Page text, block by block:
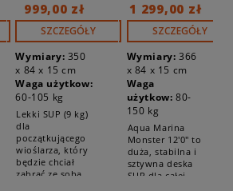
999,00 zł
SZCZEGÓŁY
Wymiary: 350
x 84 x 15 cm
Waga użytkow:
60-105 kg
Lekki SUP (9 kg)
dla
początkującego
wioślarza, który
będzie chciał
zabrać ze sobą
12'0" +
BOJKA 2026
1 299,00 zł
SZCZEGÓŁY
Wymiary: 366
x 84 x 15 cm
Waga
użytkow: 80-
150 kg
Aqua Marina
Monster 12'0" to
duża, stabilna i
sztywna deska
SUP dla całej